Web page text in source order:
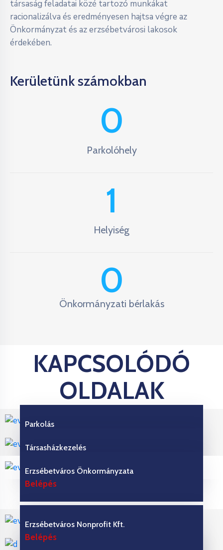
társaság feladatai közé tartozó munkákat
racionalizálva és eredményesen hajtsa végre az
Önkormányzat és az erzsébetvárosi lakosok
érdekében.
Kerületünk számokban
Parkolóhely
0
Helyiség
1
Önkormányzati bérlakás
0
KAPCSOLÓDÓ
OLDALAK
Parkolás
Társasházkezelés
Erzsébetváros Önkormányzata
Belépés
Erzsébetváros Nonprofit Kft.
Belépés